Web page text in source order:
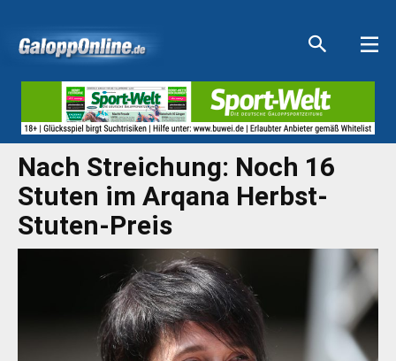
Nach Streichung: Noch 16
Stuten im Arqana Herbst-
Stuten-Preis